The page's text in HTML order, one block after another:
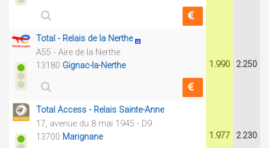
Total - Relais de la Nerthe
A55 - Aire de la Nerthe
13180 Gignac-la-Nerthe 1.990 2.250
Total Access - Relais Sainte-Anne
17, avenue du 8 mai 1945 - D9
13700 Marignane 1.977 2.230